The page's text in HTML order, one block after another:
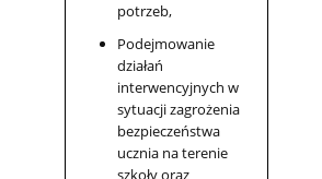
potrzeb,
Podejmowanie
działań
interwencyjnych w
sytuacji zagrożenia
bezpieczeństwa
ucznia na terenie
szkoły oraz